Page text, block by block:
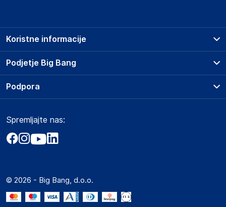
Podjetje Big Bang
O podjetju
Obvestila za javnost
Akt o digitalnih storitvah
Marketplace za partnerje
Novosti
Koristne informacije
Prodajna mesta
Storitve
Dostava, vnos in odvoz
Zavarovanje izdelkov
Podpora
Marketplace
Kako oddati naročilo?
Spremljajte nas:
© 2026 - Big Bang, d.o.o.